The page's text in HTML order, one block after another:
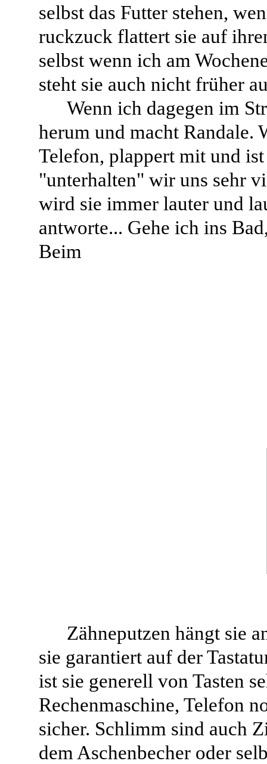
selbst das Futter stehen,
ruckzuck flattert sie auf
selbst wenn ich am
steht sie auch nicht früher
Wenn ich dagegen im
herum und macht Randale.
Telefon, plappert mit und
"unterhalten" wir uns sehr
wird sie immer lauter und
antworte... Gehe ich ins
Beim
Zähneputzen hängt sie
sie garantiert auf der
ist sie generell von Tasten
Rechenmaschine, Telefon
sicher. Schlimm sind auch
dem Aschenbecher oder